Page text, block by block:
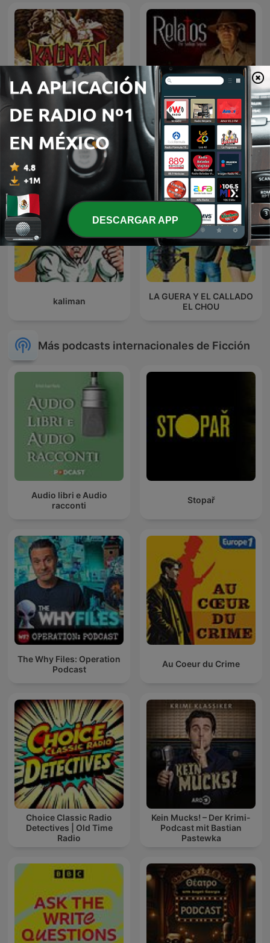
Kalimán | 01 Los
Profanadores de Tumbas
-1963
Relatos por Santiago
Segovia
kaliman
LA GUERA Y EL CALLADO
EL CHOU
Más podcasts internacionales de Ficción
Audio libri e Audio
racconti
Stopař
The Why Files: Operation
Podcast
Au Coeur du Crime
Choice Classic Radio
Detectives | Old Time
Radio
Kein Mucks! – Der Krimi-
Podcast mit Bastian
Pastewka
DESCARGAR APP